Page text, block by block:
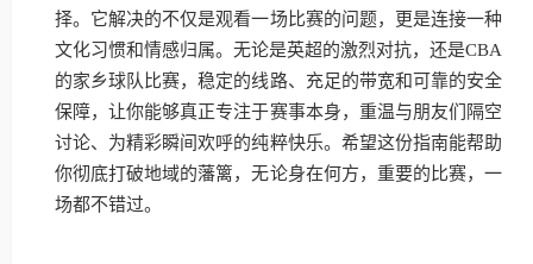
择。它解决的不仅是观看一场比赛的问题，更是连接一种
文化习惯和情感归属。无论是英超的激烈对抗，还是CBA
的家乡球队比赛，稳定的线路、充足的带宽和可靠的安全
保障，让你能够真正专注于赛事本身，重温与朋友们隔空
讨论、为精彩瞬间欢呼的纯粹快乐。希望这份指南能帮助
你彻底打破地域的藩篱，无论身在何方，重要的比赛，一
场都不错过。